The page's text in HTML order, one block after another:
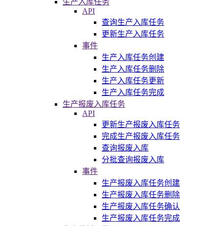
API
查询生产入库任务
更新生产入库任务
事件
生产入库任务创建
生产入库任务删除
生产入库任务更新
生产入库任务完成
生产报废入库任务
API
更新生产报废入库任务
完成生产报废入库任务
查询报废入库
分批查询报废入库
事件
生产报废入库任务创建
生产报废入库任务删除
生产报废入库任务确认
生产报废入库任务完成